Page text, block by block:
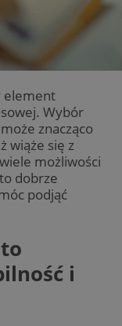
element
Wybór
znacząco
wiąże się z
możliwości
dobrze
podjąć
i